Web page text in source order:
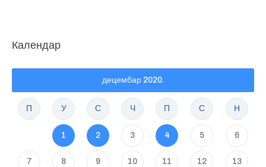
Календар
децембар 2020.
П У С Ч П С Н
1 2 3 4 5 6
7 8 9 10 11 12 13